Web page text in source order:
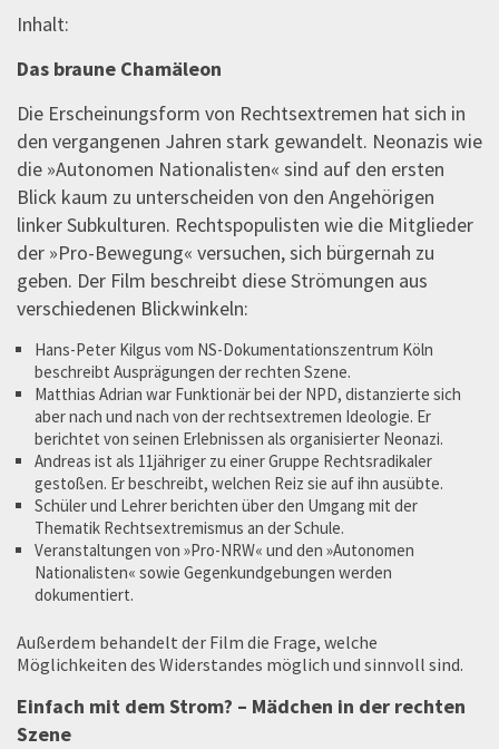
Inhalt:
Das braune Chamäleon
Die Erscheinungsform von Rechtsextremen hat sich in
den vergangenen Jahren stark gewandelt. Neonazis wie
die »Autonomen Nationalisten« sind auf den ersten
Blick kaum zu unterscheiden von den Angehörigen
linker Subkulturen. Rechtspopulisten wie die Mitglieder
der »Pro-Bewegung« versuchen, sich bürgernah zu
geben. Der Film beschreibt diese Strömungen aus
verschiedenen Blickwinkeln:
Hans-Peter Kilgus vom NS-Dokumentationszentrum Köln
beschreibt Ausprägungen der rechten Szene.
Matthias Adrian war Funktionär bei der NPD, distanzierte sich
aber nach und nach von der rechtsextremen Ideologie. Er
berichtet von seinen Erlebnissen als organisierter Neonazi.
Andreas ist als 11jähriger zu einer Gruppe Rechtsradikaler
gestoßen. Er beschreibt, welchen Reiz sie auf ihn ausübte.
Schüler und Lehrer berichten über den Umgang mit der
Thematik Rechtsextremismus an der Schule.
Veranstaltungen von »Pro-NRW« und den »Autonomen
Nationalisten« sowie Gegenkundgebungen werden
dokumentiert.
Außerdem behandelt der Film die Frage, welche
Möglichkeiten des Widerstandes möglich und sinnvoll sind.
Einfach mit dem Strom? – Mädchen in der rechten
Szene